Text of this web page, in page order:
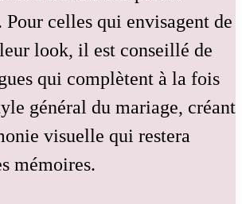
celles qui envisagent de
look, il est conseillé de
qui complètent à la fois
général du mariage, créant
visuelle qui restera
mémoires.